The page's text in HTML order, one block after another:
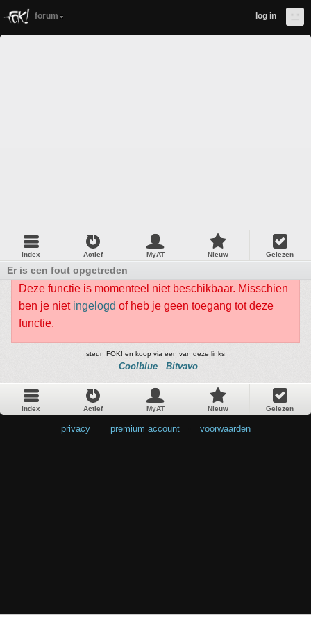
forum log in
Index Actief MyAT Nieuw Gelezen
Er is een fout opgetreden
Deze functie is momenteel niet beschikbaar. Misschien
ben je niet ingelogd of heb je geen toegang tot deze
functie.
steun FOK! en koop via een van deze links
Coolblue Bitvavo
Index Actief MyAT Nieuw Gelezen
privacy premium account voorwaarden